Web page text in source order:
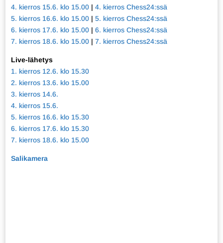
4. kierros 15.6. klo 15.00| 4. kierros Chess24:ssä
5. kierros 16.6. klo 15.00| 5. kierros Chess24:ssä
6. kierros 17.6. klo 15.00| 6. kierros Chess24:ssä
7. kierros 18.6. klo 15.00| 7. kierros Chess24:ssä
Live-lähetys
1. kierros 12.6. klo 15.30
2. kierros 13.6. klo 15.00
3. kierros 14.6.
4. kierros 15.6.
5. kierros 16.6. klo 15.30
6. kierros 17.6. klo 15.30
7. kierros 18.6. klo 15.00
Salikamera